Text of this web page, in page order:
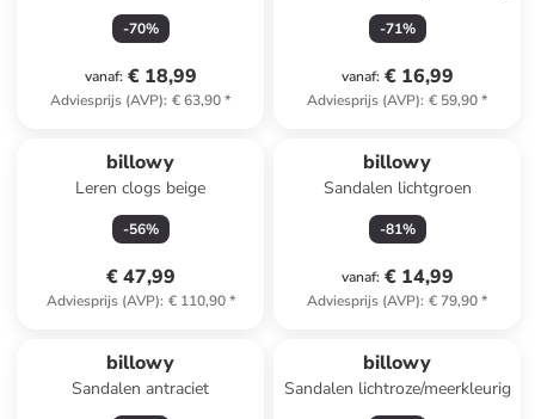
-70%
vanaf: € 18,99
Adviesprijs (AVP): € 63,90*
-71%
vanaf: € 16,99
Adviesprijs (AVP): € 59,90*
billowy
Leren clogs beige
-56%
€ 47,99
Adviesprijs (AVP): € 110,90*
billowy
Sandalen lichtgroen
-81%
vanaf: € 14,99
Adviesprijs (AVP): € 79,90*
billowy
Sandalen antraciet
billowy
Sandalen lichtroze/meerkleurig